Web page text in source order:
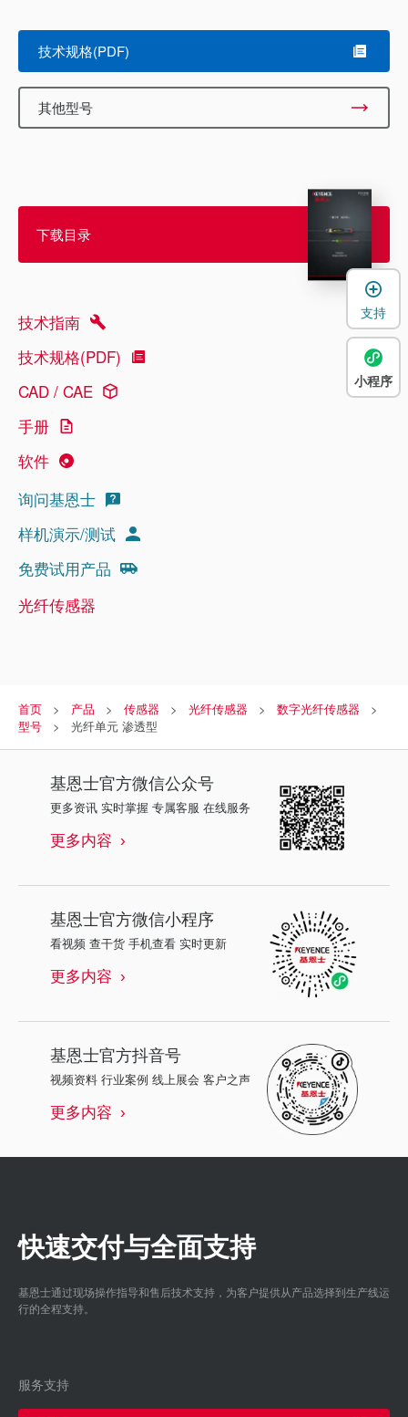
技术规格(PDF)
其他型号
下载目录
技术指南
技术规格(PDF)
CAD / CAE
手册
软件
询问基恩士
样机演示/测试
免费试用产品
光纤传感器
首页 产品 传感器 光纤传感器
数字光纤传感器
型号
光纤单元 渗透型
基恩士官方微信公众号
更多资讯 实时掌握 专属客服 在线服务
更多内容
基恩士官方微信小程序
看视频 查干货 手机查看 实时更新
更多内容
基恩士官方抖音号
视频资料 行业案例 线上展会 客户之声
更多内容
快速交付与全面支持
基恩士通过现场操作指导和售后技术支持，为客户提供从产品选择到生产线运
行的全程支持。
服务支持
支持
小程序